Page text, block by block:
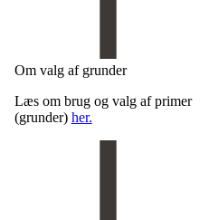
Om valg af grunder
Læs om brug og valg af primer
(grunder) her.